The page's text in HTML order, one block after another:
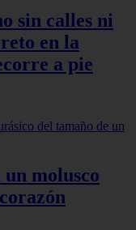
sin calles ni
en la
a pie
molusco